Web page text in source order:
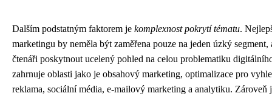
Dalším podstatným faktorem je komplexnost pokrytí tématu.
marketingu by neměla být zaměřena pouze na jeden úzký segment,
čtenáři poskytnout ucelený pohled na celou problematiku
zahrnuje oblasti jako je obsahový marketing, optimalizace pro
reklama, sociální média, e-mailový marketing a analytiku. Zároveň